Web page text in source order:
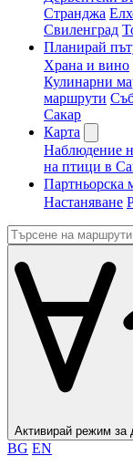
Странджа
Свиленград
Планирай
Храна и вино
Кулинарни
маршрути
Сакар
Карта
Наблюдение
на птици в
Партньорска
Настаняване
Активирай режим за
BG EN